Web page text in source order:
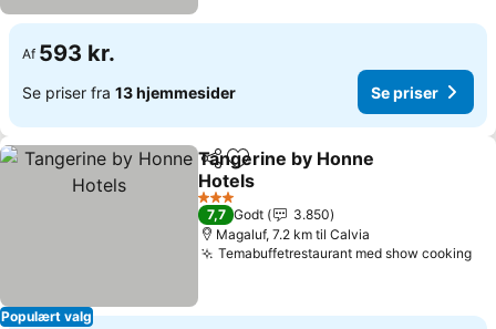
Af 593 kr.
Se priser fra 13 hjemmesider Se priser
Populært valg
Del Føj til favoritter
Tangerine by Honne
Hotels
Se priser
3 Stjerner
7,7 Godt
3.850
Magaluf, 7.2 km til Calvia
Temabuffetrestaurant med show cooking